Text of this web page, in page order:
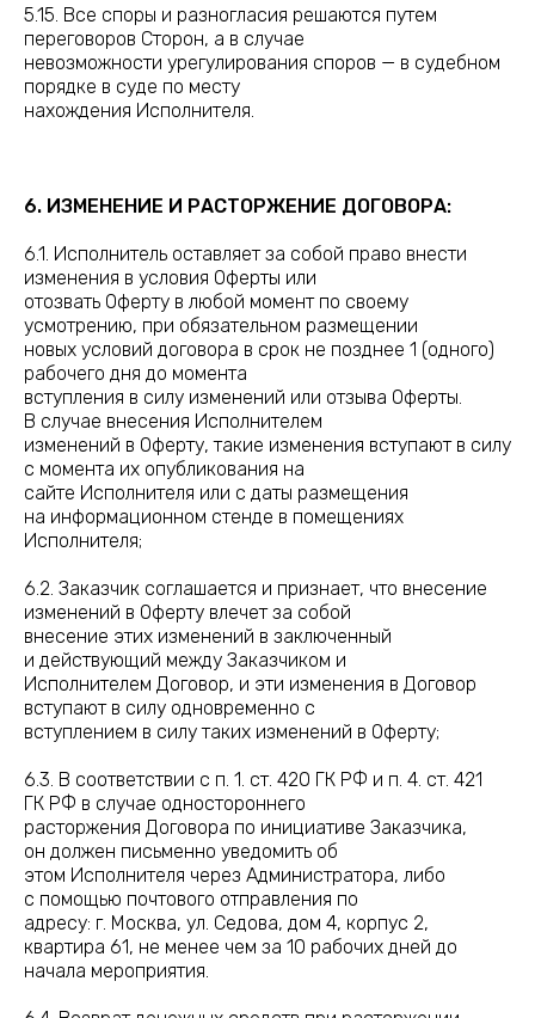
5.15. Все споры и разногласия решаются путем
переговоров Сторон, а в случае
невозможности урегулирования споров — в судебном
порядке в суде по месту
нахождения Исполнителя.
6. ИЗМЕНЕНИЕ И РАСТОРЖЕНИЕ ДОГОВОРА:
6.1. Исполнитель оставляет за собой право внести
изменения в условия Оферты или
отозвать Оферту в любой момент по своему
усмотрению, при обязательном размещении
новых условий договора в срок не позднее 1 (одного)
рабочего дня до момента
вступления в силу изменений или отзыва Оферты.
В случае внесения Исполнителем
изменений в Оферту, такие изменения вступают в силу
с момента их опубликования на
сайте Исполнителя или с даты размещения
на информационном стенде в помещениях
Исполнителя;
6.2. Заказчик соглашается и признает, что внесение
изменений в Оферту влечет за собой
внесение этих изменений в заключенный
и действующий между Заказчиком и
Исполнителем Договор, и эти изменения в Договор
вступают в силу одновременно с
вступлением в силу таких изменений в Оферту;
6.3. В соответствии с п. 1. ст. 420 ГК РФ и п. 4. ст. 421
ГК РФ в случае одностороннего
расторжения Договора по инициативе Заказчика,
он должен письменно уведомить об
этом Исполнителя через Администратора, либо
с помощью почтового отправления по
адресу: г. Москва, ул. Седова, дом 4, корпус 2,
квартира 61, не менее чем за 10 рабочих дней до
начала мероприятия.